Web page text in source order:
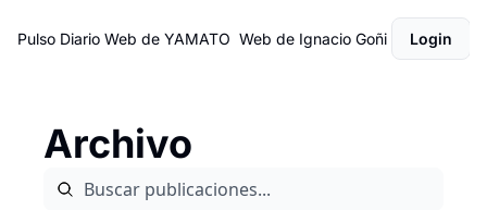
Pulso Diario Web de YAMATO Web de Ignacio Goñi Login
Archivo